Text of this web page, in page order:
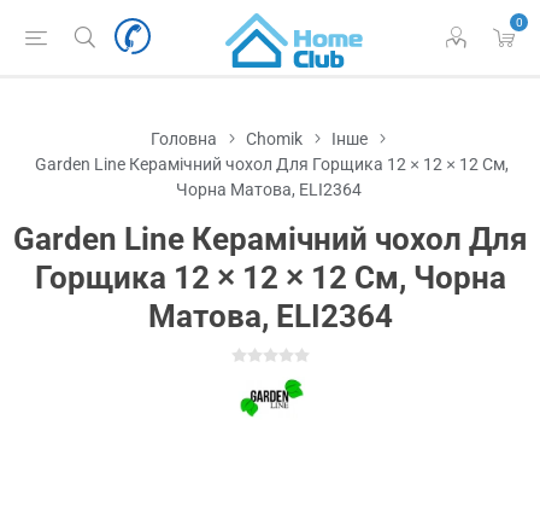
0
Головна Chomik
Інше
Garden Line Керамічний чохол Для Горщика 12 × 12 × 12 См,
Чорна Матова, ELI2364
Garden Line Керамічний чохол Для
Горщика 12 × 12 × 12 См, Чорна
Матова, ELI2364